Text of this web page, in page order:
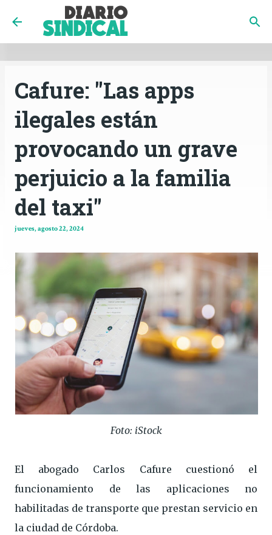
INICIO CÓRDOBA
Ir al contenido principal
Cafure: "Las apps
ilegales están
provocando un grave
perjuicio a la familia
del taxi"
jueves, agosto 22, 2024
Foto: iStock
El abogado Carlos Cafure cuestionó el
funcionamiento de las aplicaciones no
habilitadas de transporte que prestan servicio en
la ciudad de Córdoba.